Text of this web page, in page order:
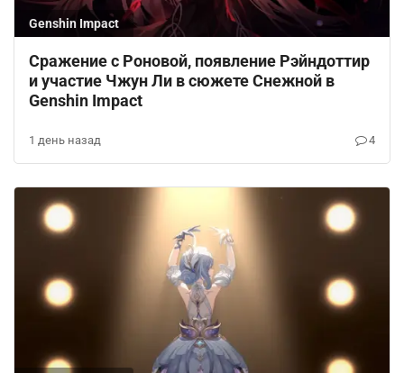
Genshin Impact
Сражение с Роновой, появление Рэйндоттир
и участие Чжун Ли в сюжете Снежной в
Genshin Impact
1 день назад 4